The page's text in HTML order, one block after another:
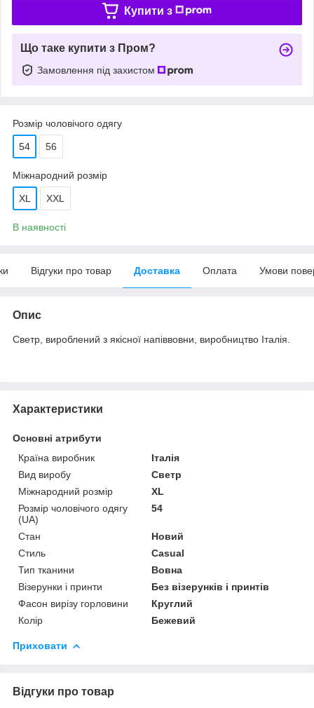
Купити з
Що таке купити з Пром?
Замовлення під захистом
Розмір чоловічого одягу
54 56
Міжнародний розмір
XL XXL
В наявності
Відгуки про товар Доставка Оплата Умови
Опис
Светр, вироблений з якісної напіввовни, виробництво Італія.
Характеристики
Основні атрибути
Країна виробник
Італія
Вид виробу
Светр
Міжнародний розмір
XL
Розмір чоловічого одягу
(UA)
54
Стан
Новий
Стиль
Casual
Тип тканини
Вовна
Візерунки і принти
Без візерунків і принтів
Фасон вирізу горловини
Круглий
Колір
Бежевий
Приховати
Відгуки про товар